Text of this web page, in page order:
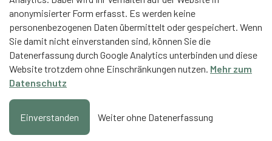
anonymisierter Form erfasst. Es werden keine
personenbezogenen Daten übermittelt oder gespeichert. Wenn
Sie damit nicht einverstanden sind, können Sie die
Datenerfassung durch Google Analytics unterbinden und diese
Website trotzdem ohne Einschränkungen nutzen. Mehr zum
Datenschutz
Einverstanden Weiter ohne Datenerfassung
Contentpartner
Eidgenössische Hochschule für Sport Magglingen
Trainerbildung Schweiz